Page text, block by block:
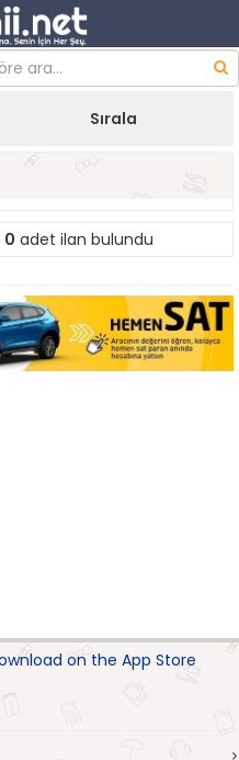
Sırala
0 adet ilan bulundu